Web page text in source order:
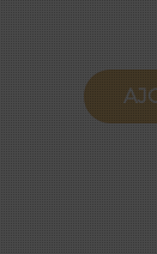
2023